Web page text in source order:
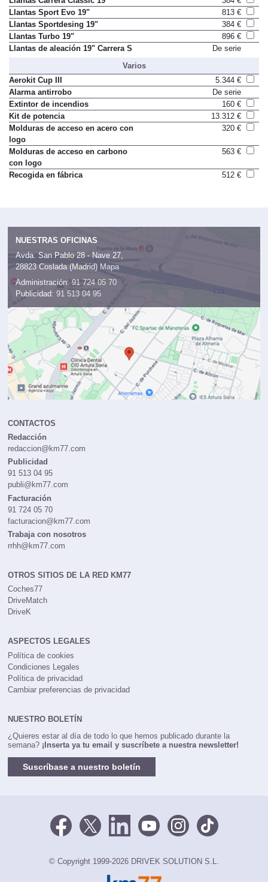
Llantas Sport Evo 19"
813 €
Llantas Sportdesing 19"
384 €
Llantas Turbo 19"
896 €
Llantas de aleación 19" Carrera S
De serie
Varios
Aerokit Cup III
5.344 €
Alarma antirrobo
De serie
Extintor de incendios
160 €
Kit de potencia
13.312 €
Molduras de acceso en acero con
logo
320 €
Molduras de acceso en carbono
con logo
563 €
Recogida en fábrica 512 €
NUESTRAS OFICINAS
Avda. San Pablo 28 - Nave 27,
28823 Coslada (Madrid) Mapa
Administración: 91 724 05 70
Publicidad: 91 513 04 95
CONTACTOS
Redacción
redaccion@km77.com
Publicidad
91 513 04 95
publi@km77.com
Facturación
91 724 05 70
facturacion@km77.com
Trabaja con nosotros
rrhh@km77.com
OTROS SITIOS DE LA RED KM77
Coches77
DriveMatch
DriveK
ASPECTOS LEGALES
Política de cookies
Condiciones Legales
Política de privacidad
Cambiar preferencias de privacidad
NUESTRO BOLETÍN
¿Quieres estar al día de todo lo que hemos publicado durante la
semana? ¡Inserta ya tu email y suscríbete a nuestra newsletter!
Suscríbase a nuestro boletín
© Copyright 1999-2026 DRIVEK SOLUTION S.L.